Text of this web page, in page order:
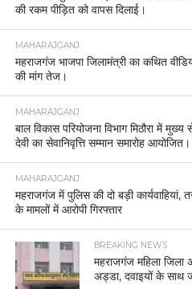
की रकम पीड़ित को वापस दिलाई।
MAHARAJGANJ
महराजगंज भाजपा जिलामंत्री का कथित
की मांग तेज।
MAHARAJGANJ
बाल विकास परियोजना विभाग मिठौरा में मुख्य
देवी का सेवानिवृत्ति सम्मान समारोह आयोजित।
MAHARAJGANJ
महराजगंज में पुलिस की दो बड़ी कार्यवाहियां,
के मामलों में आरोपी गिरफ्तार
BREAKING NEWS
महराजगंज महिला जिला
अड्डा, दवाइयों के साथ